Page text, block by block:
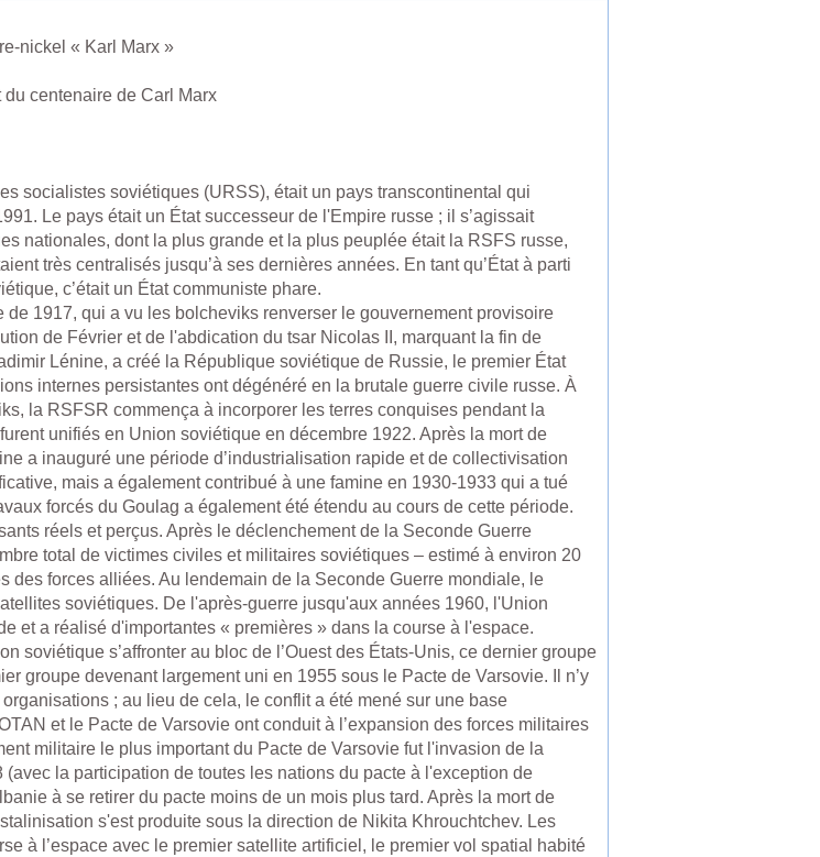
nickel « Karl Marx »
centenaire de Carl Marx
socialistes soviétiques (URSS), était un pays transcontinental qui
Le pays était un État successeur de l'Empire russe ; il s’agissait
nationales, dont la plus grande et la plus peuplée était la RSFS russe,
très centralisés jusqu’à ses dernières années. En tant qu’État à parti
c’était un État communiste phare.
1917, qui a vu les bolcheviks renverser le gouvernement provisoire
de Février et de l'abdication du tsar Nicolas II, marquant la fin de
Lénine, a créé la République soviétique de Russie, le premier État
internes persistantes ont dégénéré en la brutale guerre civile russe. À
la RSFSR commença à incorporer les terres conquises pendant la
unifiés en Union soviétique en décembre 1922. Après la mort de
a inauguré une période d’industrialisation rapide et de collectivisation
mais a également contribué à une famine en 1930-1933 qui a tué
forcés du Goulag a également été étendu au cours de cette période.
réels et perçus. Après le déclenchement de la Seconde Guerre
total de victimes civiles et militaires soviétiques – estimé à environ 20
des forces alliées. Au lendemain de la Seconde Guerre mondiale, le
soviétiques. De l'après-guerre jusqu'aux années 1960, l'Union
et a réalisé d'importantes « premières » dans la course à l'espace.
soviétique s’affronter au bloc de l’Ouest des États-Unis, ce dernier groupe
groupe devenant largement uni en 1955 sous le Pacte de Varsovie. Il n’y
; au lieu de cela, le conflit a été mené sur une base
et le Pacte de Varsovie ont conduit à l’expansion des forces militaires
militaire le plus important du Pacte de Varsovie fut l'invasion de la
la participation de toutes les nations du pacte à l'exception de
à se retirer du pacte moins de un mois plus tard. Après la mort de
s'est produite sous la direction de Nikita Khrouchtchev. Les
à l’espace avec le premier satellite artificiel, le premier vol spatial habité